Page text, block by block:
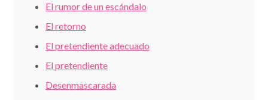
El rumor de un escándalo
El retorno
El pretendiente adecuado
El pretendiente
Desenmascarada